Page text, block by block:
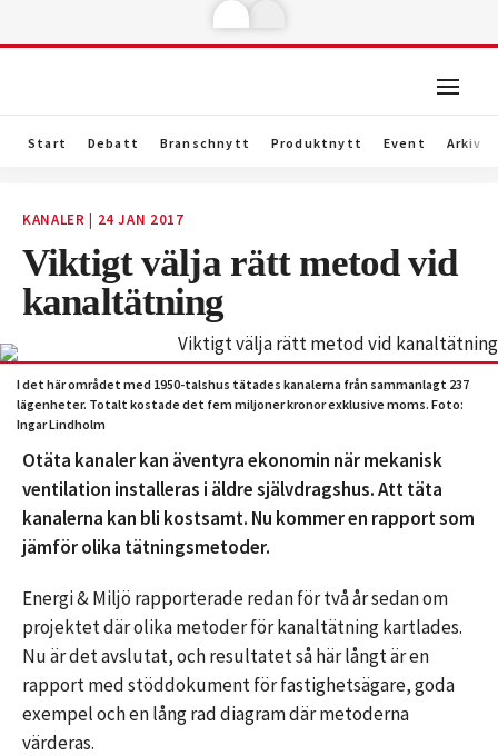
Start Debatt Branschnytt Produktnytt Event Arkiv
KANALER| 24 JAN 2017
Viktigt välja rätt metod vid
kanaltätning
I det här området med 1950-talshus tätades kanalerna från sammanlagt 237
lägenheter. Totalt kostade det fem miljoner kronor exklusive moms. Foto:
Ingar Lindholm
Otäta kanaler kan äventyra ekonomin när mekanisk
ventilation installeras i äldre självdragshus. Att täta
kanalerna kan bli kostsamt. Nu kommer en rapport som
jämför olika tätningsmetoder.
Energi & Miljö rapporterade redan för två år sedan om
projektet där olika metoder för kanaltätning kartlades.
Nu är det avslutat, och resultatet så här långt är en
rapport med stöddokument för fastighetsägare, goda
exempel och en lång rad diagram där metoderna
värderas.